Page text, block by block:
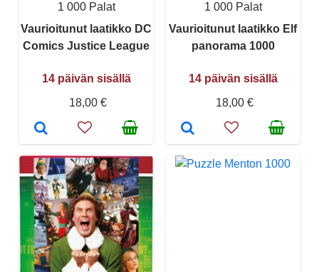
1 000 Palat
Vaurioitunut laatikko DC
Comics Justice League
14 päivän sisällä
18,00 €
1 000 Palat
Vaurioitunut laatikko Elf
panorama 1000
14 päivän sisällä
18,00 €